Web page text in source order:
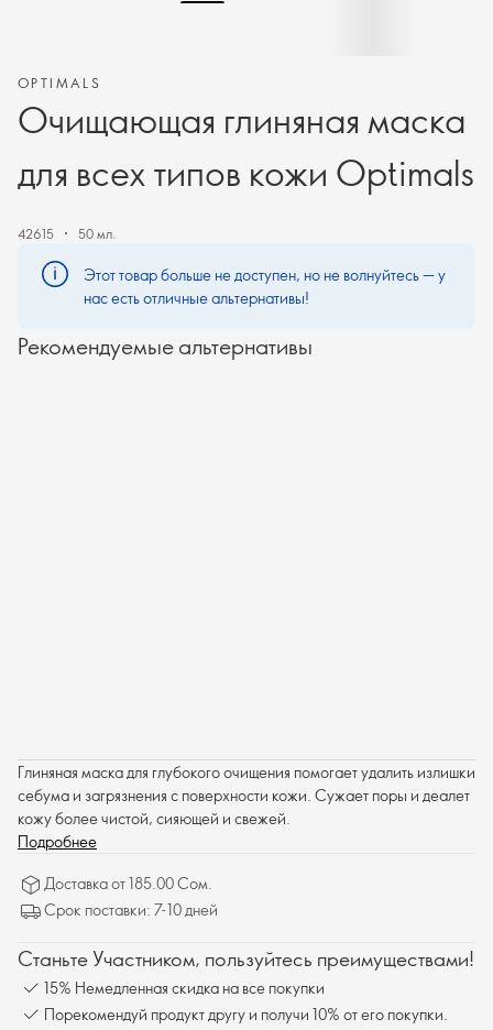
OPTIMALS
Очищающая глиняная маска
для всех типов кожи Optimals
42615 50 мл.
Этот товар больше не доступен, но не волнуйтесь — у
нас есть отличные альтернативы!
Рекомендуемые альтернативы
Глиняная маска для глубокого очищения помогает удалить излишки
себума и загрязнения с поверхности кожи. Сужает поры и деалет
кожу более чистой, сияющей и свежей.
Подробнее
Доставка от 185.00 Сом.
Срок поставки: 7-10 дней
Станьте Участником, пользуйтесь преимуществами!
15% Немедленная скидка на все покупки
Порекомендуй продукт другу и получи 10% от его покупки.